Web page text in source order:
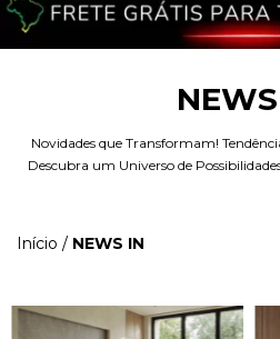
Novidades que Transformam!
Descubra um Universo de
Início / NEWS IN